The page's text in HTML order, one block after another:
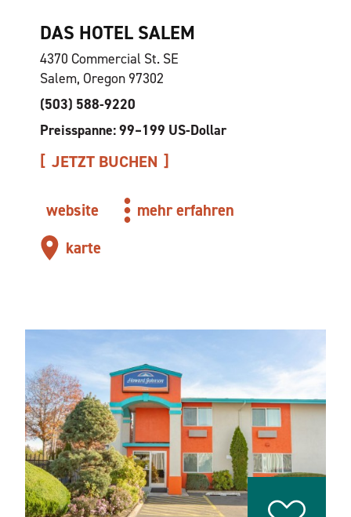
DAS HOTEL SALEM
4370 Commercial St. SE
Salem, Oregon 97302
(503) 588-9220
Preisspanne: 99–199 US-Dollar
JETZT BUCHEN
website
mehr erfahren
karte